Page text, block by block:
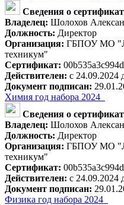
Сведения о
Владелец: Шолохов
Должность: Директор
Организация: ГБПОУ МО
техникум"
Сертификат:
Действителен: с 24.09.2024
Документ подписан:
Химия год набора 2024_
Сведения о
Владелец: Шолохов
Должность: Директор
Организация: ГБПОУ МО
техникум"
Сертификат:
Действителен: с 24.09.2024
Документ подписан:
Физика год набора 2024_